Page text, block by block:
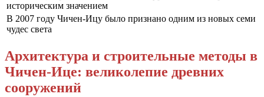
историческим значением
В 2007 году Чичен-Ицу было признано одним из новых семи
чудес света
Архитектура и строительные методы в
Чичен-Ице: великолепие древних
сооружений